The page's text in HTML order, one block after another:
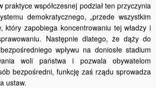
praktyce współczesnej podział ten przyczynia
demokratycznego, „przede wszystkim
który zapobiega koncentrowaniu tej władzy i
Następnie dlatego, że dąży do
wpływu na doniosłe stadium
woli państwa i pozwala obywatelom
bezpośre­dni, funkcję zaś rządu sprowadza
ustaw.